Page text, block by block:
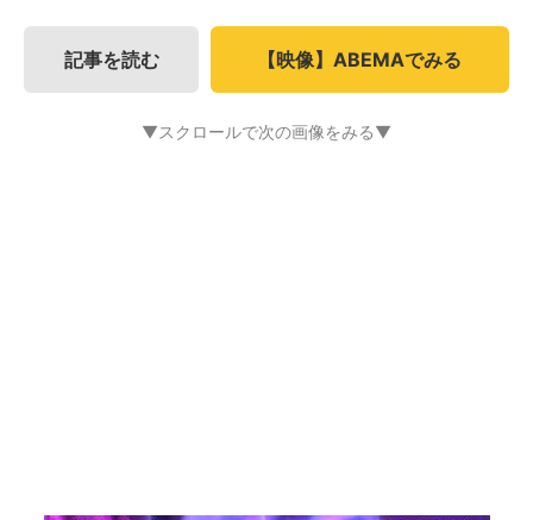
記事を読む 【映像】ABEMAでみる
▼スクロールで次の画像をみる▼